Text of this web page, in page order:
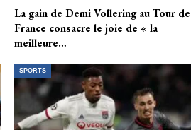
La gain de Demi Vollering au Tour de
France consacre le joie de « la
meilleure…
SPORTS